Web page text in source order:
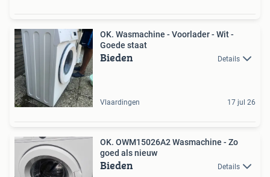
OK. Wasmachine - Voorlader - Wit -
Goede staat
Bieden Details
Vlaardingen 17 jul 26
OK. OWM15026A2 Wasmachine - Zo
goed als nieuw
Bieden Details